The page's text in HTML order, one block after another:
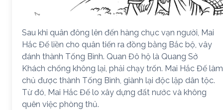
Sau khi quân đông lên đến hàng chục vạn người, Mai
Hắc Đế liền cho quân tiến ra đồng bằng Bắc bộ, vây
đánh thành Tống Bình. Quan Đô hộ là Quang Sở
Khách chống không lại, phải chạy trốn. Mai Hắc Đế làm
chủ được thành Tống Bình, giành lại độc lập dân tộc.
Từ đó, Mai Hắc Đế lo xây dựng đất nước và không
quên việc phòng thủ.